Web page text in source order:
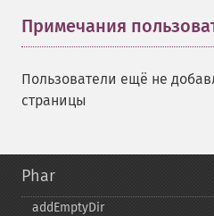
Примечания
Пользователи ещё не
страницы
Phar
addEmptyDir